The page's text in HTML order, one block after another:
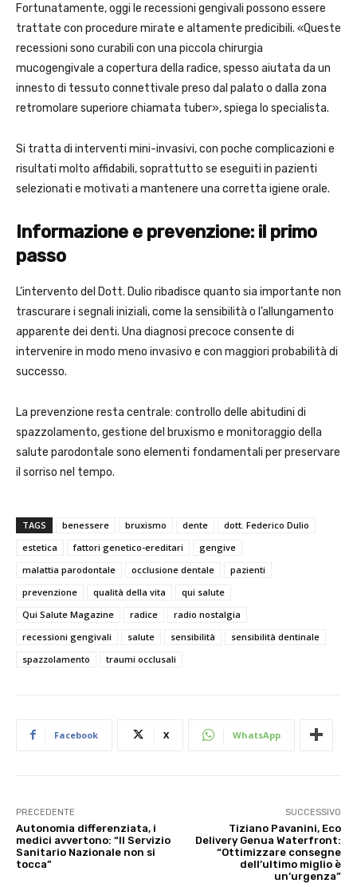
Fortunatamente, oggi le recessioni gengivali possono essere
trattate con procedure mirate e altamente predicibili. «Queste
recessioni sono curabili con una piccola chirurgia
mucogengivale a copertura della radice, spesso aiutata da un
innesto di tessuto connettivale preso dal palato o dalla zona
retromolare superiore chiamata tuber», spiega lo specialista.
Si tratta di interventi mini-invasivi, con poche complicazioni e
risultati molto affidabili, soprattutto se eseguiti in pazienti
selezionati e motivati a mantenere una corretta igiene orale.
Informazione e prevenzione: il primo
passo
L’intervento del Dott. Dulio ribadisce quanto sia importante non
trascurare i segnali iniziali, come la sensibilità o l’allungamento
apparente dei denti. Una diagnosi precoce consente di
intervenire in modo meno invasivo e con maggiori probabilità di
successo.
La prevenzione resta centrale: controllo delle abitudini di
spazzolamento, gestione del bruxismo e monitoraggio della
salute parodontale sono elementi fondamentali per preservare
il sorriso nel tempo.
TAGS benessere bruxismo dente
dott. Federico Dulio
estetica
fattori genetico-ereditari
gengive
malattia parodontale
occlusione dentale
pazienti
prevenzione
qualità della vita
qui salute
Qui Salute Magazine
radice
radio nostalgia
recessioni gengivali
salute sensibilità
sensibilità dentinale
spazzolamento
traumi occlusali
Facebook X WhatsApp
PRECEDENTE
Autonomia differenziata, i
medici avvertono: “Il Servizio
Sanitario Nazionale non si
tocca”
SUCCESSIVO
Tiziano Pavanini, Eco
Delivery Genua Waterfront:
“Ottimizzare consegne
dell’ultimo miglio è
un’urgenza”